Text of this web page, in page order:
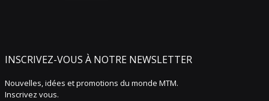
INSCRIVEZ-VOUS À NOTRE NEWSLETTER
Nouvelles, idées et promotions du monde MTM.
Inscrivez vous.